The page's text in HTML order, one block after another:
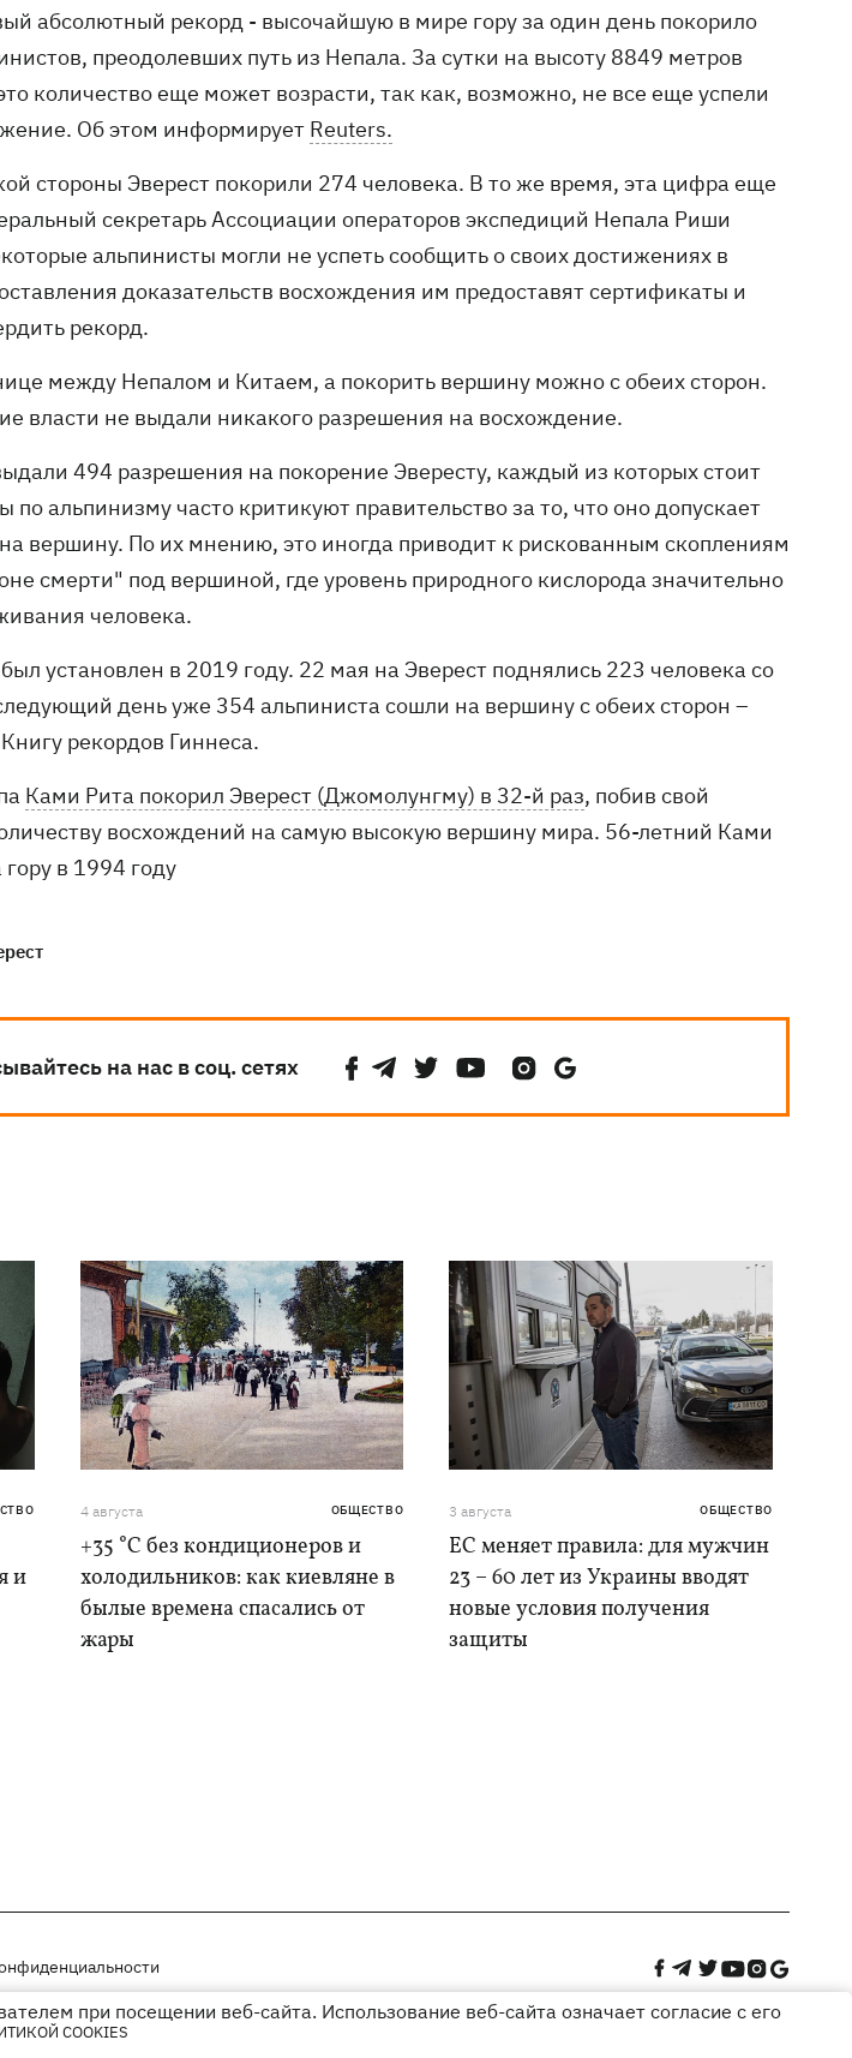
абсолютный рекорд - высочайшую в мире гору за один день покорило
преодолевших путь из Непала. За сутки на высоту 8849 метров
количество еще может возрасти, так как, возможно, не все еще успели
Об этом информирует Reuters.
стороны Эверест покорили 274 человека. В то же время, эта цифра еще
секретарь Ассоциации операторов экспедиций Непала Риши
альпинисты могли не успеть сообщить о своих достижениях в
доказательств восхождения им предоставят сертификаты и
рекорд.
между Непалом и Китаем, а покорить вершину можно с обеих сторон.
власти не выдали никакого разрешения на восхождение.
494 разрешения на покорение Эвересту, каждый из которых стоит
по альпинизму часто критикуют правительство за то, что оно допускает
вершину. По их мнению, это иногда приводит к рискованным скоплениям
смерти" под вершиной, где уровень природного кислорода значительно
человека.
установлен в 2019 году. 22 мая на Эверест поднялись 223 человека со
день уже 354 альпиниста сошли на вершину с обеих сторон –
рекордов Гиннеса.
Ками Рита покорил Эверест (Джомолунгму) в 32-й раз, побив свой
восхождений на самую высокую вершину мира. 56-летний Ками
в 1994 году
на нас в соц. сетях
и
4 августа ОБЩЕСТВО
+35 °C без кондиционеров и
холодильников: как киевляне в
былые времена спасались от
жары
3 августа ОБЩЕСТВО
ЕС меняет правила: для мужчин
23 – 60 лет из Украины вводят
новые условия получения
защиты
при посещении веб-сайта. Использование веб-сайта означает согласие с его
COOKIES